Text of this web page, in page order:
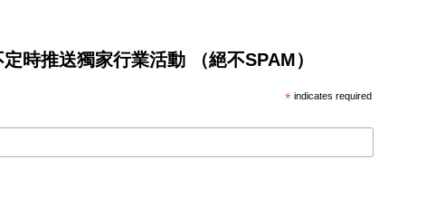
時推送獨家行業活動 （絕不SPAM）
* indicates required